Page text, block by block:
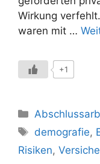
Wirkung
waren mit …
+1
Kategorien
Schlagwörter
demografie,
Risiken,